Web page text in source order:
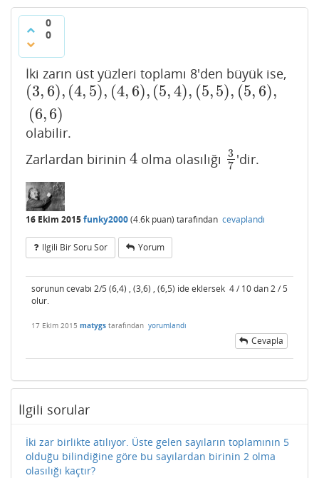
0
0
İki zarın üst yüzleri toplamı 8'den büyük ise,
(3, 6), (4, 5), (4, 6), (5,4), (5,5), (5, 6),
(6,6)
(3,6 ),(4, 5),(4,6), 5,4) ,(5,5),(5 ,6),( 6,6)
olabilir.
Zarlardan birinin 4
4 olma olasılığı
3
7
37'dir.
16 Ekim 2015funky2000(4.6k puan) tarafından cevaplandı
Ilgili Bir Soru Sor Yorum
sorunun cevabı 2/5 (6,4) , (3,6) , (6,5) ide eklersek 4 / 10 dan 2 / 5
olur.
17 Ekim 2015 matygs tarafından yorumlandı
Cevapla
İlgili sorular
İki zar birlikte atılıyor. Üste gelen sayıların toplamının 5
olduğu bilindiğine göre bu sayılardan birinin 2 olma
olasılığı kaçtır?